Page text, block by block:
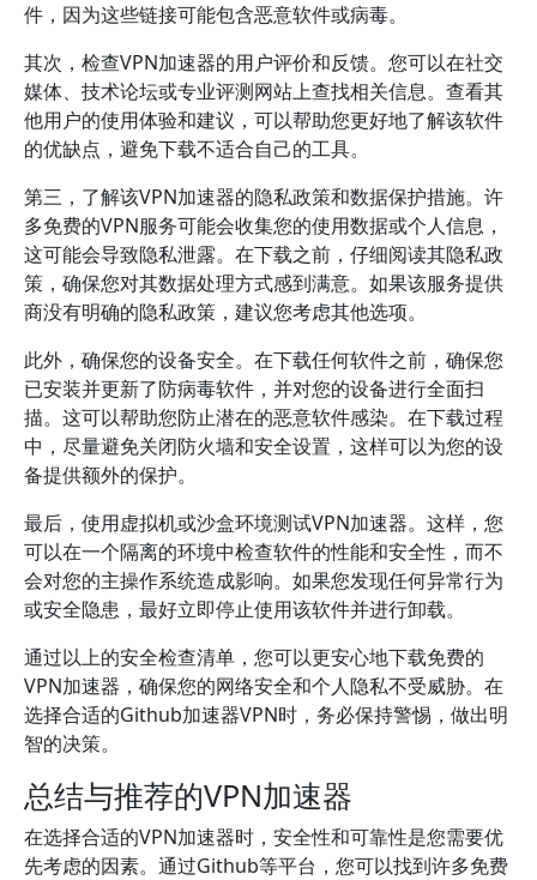
件，因为这些链接可能包含恶意软件或病毒。
其次，检查VPN加速器的用户评价和反馈。您可以在社交
媒体、技术论坛或专业评测网站上查找相关信息。查看其
他用户的使用体验和建议，可以帮助您更好地了解该软件
的优缺点，避免下载不适合自己的工具。
第三，了解该VPN加速器的隐私政策和数据保护措施。许
多免费的VPN服务可能会收集您的使用数据或个人信息，
这可能会导致隐私泄露。在下载之前，仔细阅读其隐私政
策，确保您对其数据处理方式感到满意。如果该服务提供
商没有明确的隐私政策，建议您考虑其他选项。
此外，确保您的设备安全。在下载任何软件之前，确保您
已安装并更新了防病毒软件，并对您的设备进行全面扫
描。这可以帮助您防止潜在的恶意软件感染。在下载过程
中，尽量避免关闭防火墙和安全设置，这样可以为您的设
备提供额外的保护。
最后，使用虚拟机或沙盒环境测试VPN加速器。这样，您
可以在一个隔离的环境中检查软件的性能和安全性，而不
会对您的主操作系统造成影响。如果您发现任何异常行为
或安全隐患，最好立即停止使用该软件并进行卸载。
通过以上的安全检查清单，您可以更安心地下载免费的
VPN加速器，确保您的网络安全和个人隐私不受威胁。在
选择合适的Github加速器VPN时，务必保持警惕，做出明
智的决策。
总结与推荐的VPN加速器
在选择合适的VPN加速器时，安全性和可靠性是您需要优
先考虑的因素。通过Github等平台，您可以找到许多免费